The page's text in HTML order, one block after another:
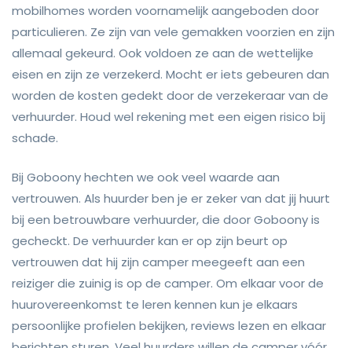
mobilhomes worden voornamelijk aangeboden door
particulieren. Ze zijn van vele gemakken voorzien en zijn
allemaal gekeurd. Ook voldoen ze aan de wettelijke
eisen en zijn ze verzekerd. Mocht er iets gebeuren dan
worden de kosten gedekt door de verzekeraar van de
verhuurder. Houd wel rekening met een eigen risico bij
schade.
Bij Goboony hechten we ook veel waarde aan
vertrouwen. Als huurder ben je er zeker van dat jij huurt
bij een betrouwbare verhuurder, die door Goboony is
gecheckt. De verhuurder kan er op zijn beurt op
vertrouwen dat hij zijn camper meegeeft aan een
reiziger die zuinig is op de camper. Om elkaar voor de
huurovereenkomst te leren kennen kun je elkaars
persoonlijke profielen bekijken, reviews lezen en elkaar